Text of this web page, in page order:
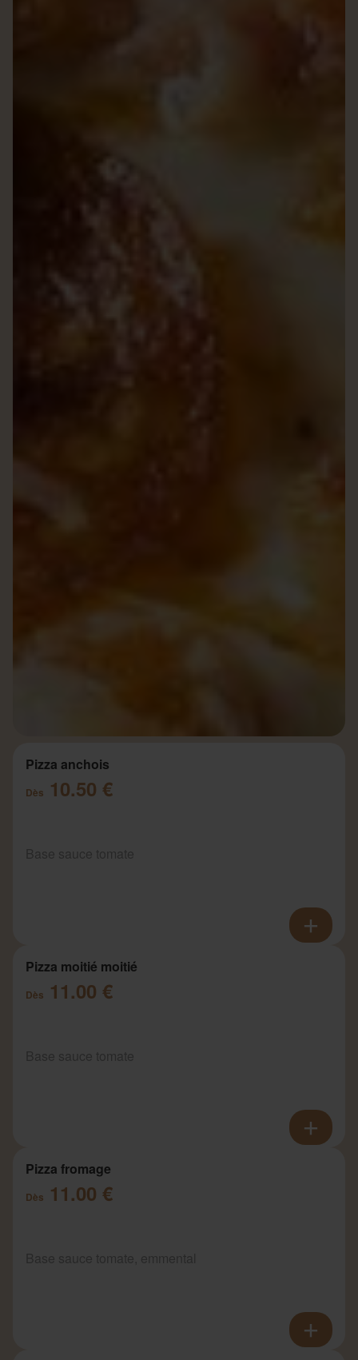
Pizza anchois
Dès 10.50 €
Pizza moitié moitié
Dès 11.00 €
Pizza fromage
Dès 11.00 €